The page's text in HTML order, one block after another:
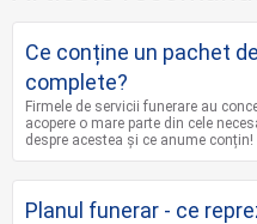
Ce conține un pachet
complete?
Firmele de servicii funerare au
acopere o mare parte din cele
despre acestea și ce anume conțin!
Planul funerar - ce